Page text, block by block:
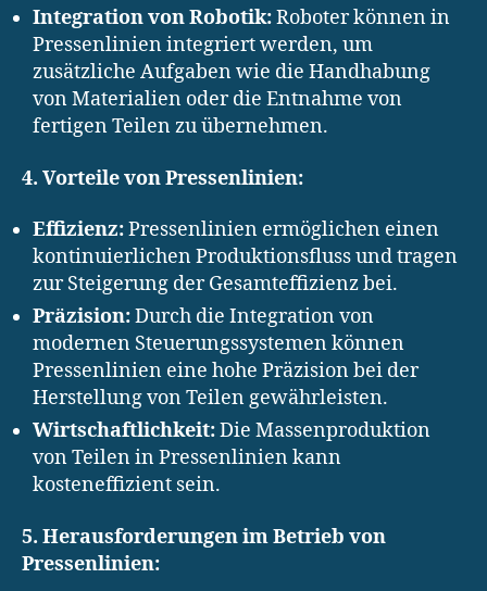
Integration von Robotik:Roboter können in
Pressenlinien integriert werden, um
zusätzliche Aufgaben wie die Handhabung
von Materialien oder die Entnahme von
fertigen Teilen zu übernehmen.
4. Vorteile von Pressenlinien:
Effizienz:Pressenlinien ermöglichen einen
kontinuierlichen Produktionsfluss und tragen
zur Steigerung der Gesamteffizienz bei.
Präzision:Durch die Integration von
modernen Steuerungssystemen können
Pressenlinien eine hohe Präzision bei der
Herstellung von Teilen gewährleisten.
Wirtschaftlichkeit:Die Massenproduktion
von Teilen in Pressenlinien kann
kosteneffizient sein.
5. Herausforderungen im Betrieb von
Pressenlinien: